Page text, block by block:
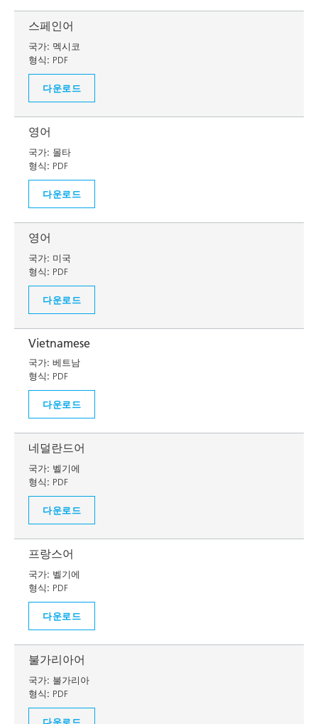
스페인어
국가: 멕시코
형식: PDF
다운로드
영어
국가: 몰타
형식: PDF
다운로드
영어
국가: 미국
형식: PDF
다운로드
Vietnamese
국가: 베트남
형식: PDF
다운로드
네덜란드어
국가: 벨기에
형식: PDF
다운로드
프랑스어
국가: 벨기에
형식: PDF
다운로드
불가리아어
국가: 불가리아
형식: PDF
다운로드